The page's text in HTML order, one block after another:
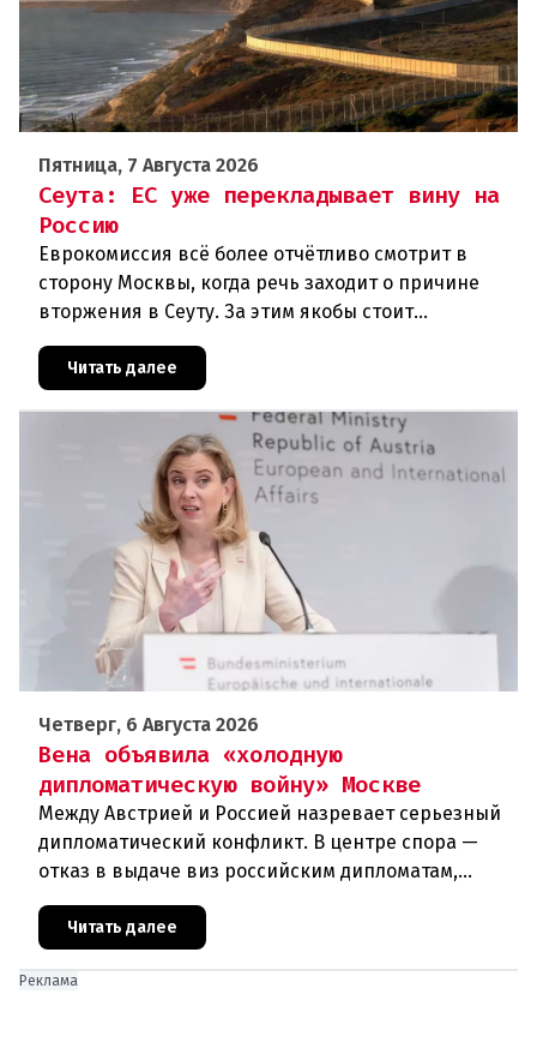
Пятница, 7 Августа 2026
Сеута: ЕС уже перекладывает вину на
Россию
Еврокомиссия всё более отчётливо смотрит в
сторону Москвы, когда речь заходит о причине
вторжения в Сеуту. За этим якобы стоит
дней около 72 000 человек п
Читать далее
Четверг, 6 Августа 2026
Вена объявила «холодную
дипломатическую войну» Москве
Между Австрией и Россией назревает серьезный
дипломатический конфликт. В центре спора —
отказ в выдаче виз российским дипломатам,
сотрудникам посольства и работникам
международных организаций, которые
Читать далее
Реклама